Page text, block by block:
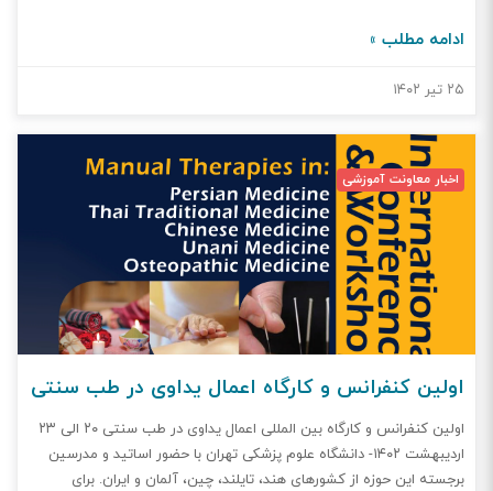
119- سازمان نظام‌پزشكي كل كشور- طبقه همکف- دبیرخانه طب ایرانی و
مکمل کد پستی: 1439837953
ادامه مطلب »
۲۵ تیر ۱۴۰۲
اخبار معاونت آموزشی
اولین کنفرانس و کارگاه اعمال یداوی در طب سنتی
اولین کنفرانس و کارگاه بین المللی اعمال یداوی در طب سنتی ۲۰ الی ۲۳
اردیبهشت ۱۴۰۲- دانشگاه علوم پزشکی تهران با حضور اساتید و مدرسین
برجسته این حوزه از کشورهای هند، تایلند، چین، آلمان و ایران. برای